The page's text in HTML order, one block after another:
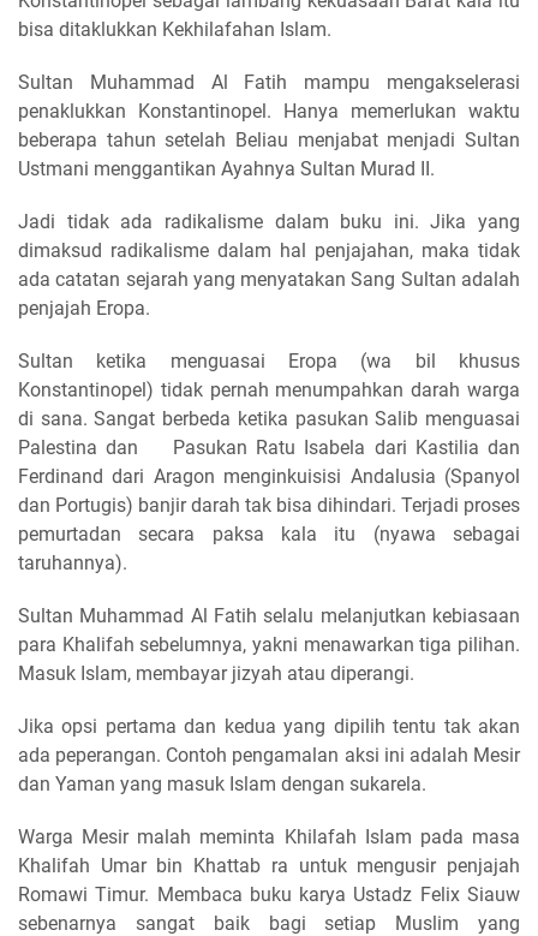
bisa ditaklukkan Kekhilafahan Islam.
Sultan Muhammad Al Fatih mampu mengakselerasi
penaklukkan Konstantinopel. Hanya memerlukan waktu
beberapa tahun setelah Beliau menjabat menjadi Sultan
Ustmani menggantikan Ayahnya Sultan Murad II.
Jadi tidak ada radikalisme dalam buku ini. Jika yang
dimaksud radikalisme dalam hal penjajahan, maka tidak
ada catatan sejarah yang menyatakan Sang Sultan adalah
penjajah Eropa.
Sultan ketika menguasai Eropa (wa bil khusus
Konstantinopel) tidak pernah menumpahkan darah warga
di sana. Sangat berbeda ketika pasukan Salib menguasai
Palestina dan Pasukan Ratu Isabela dari Kastilia dan
Ferdinand dari Aragon menginkuisisi Andalusia (Spanyol
dan Portugis) banjir darah tak bisa dihindari. Terjadi proses
pemurtadan secara paksa kala itu (nyawa sebagai
taruhannya).
Sultan Muhammad Al Fatih selalu melanjutkan kebiasaan
para Khalifah sebelumnya, yakni menawarkan tiga pilihan.
Masuk Islam, membayar jizyah atau diperangi.
Jika opsi pertama dan kedua yang dipilih tentu tak akan
ada peperangan. Contoh pengamalan aksi ini adalah Mesir
dan Yaman yang masuk Islam dengan sukarela.
Warga Mesir malah meminta Khilafah Islam pada masa
Khalifah Umar bin Khattab ra untuk mengusir penjajah
Romawi Timur. Membaca buku karya Ustadz Felix Siauw
sebenarnya sangat baik bagi setiap Muslim yang